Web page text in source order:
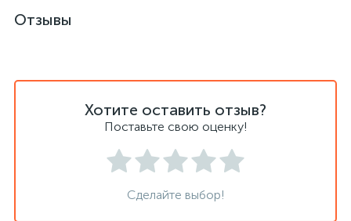
Отзывы
Хотите оставить отзыв?
Поставьте свою оценку!
Сделайте выбор!